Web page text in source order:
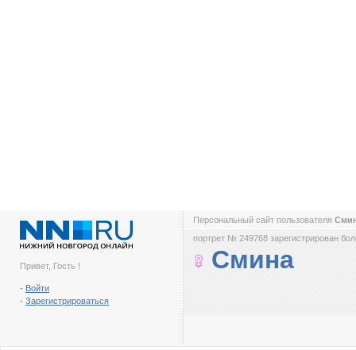
Привет, Гость !
- Войти
- Зарегистрироваться
Персональный сайт пользователя
портрет № 249768 зарегистрирован
Смина